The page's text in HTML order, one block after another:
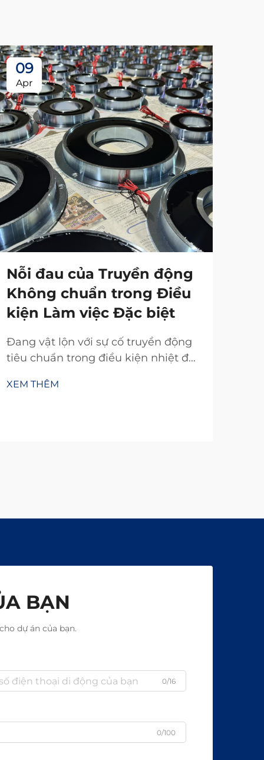
09
Apr
Nỗi đau của Truyền động
Không chuẩn trong Điều
kiện Làm việc Đặc biệt
Đang vật lộn với sự cố truyền động
tiêu chuẩn trong điều kiện nhiệt độ
gian chật hẹp? Truyền động TianJi
XEM THÊM
BẠN
dự án của bạn.
0/16
0/100